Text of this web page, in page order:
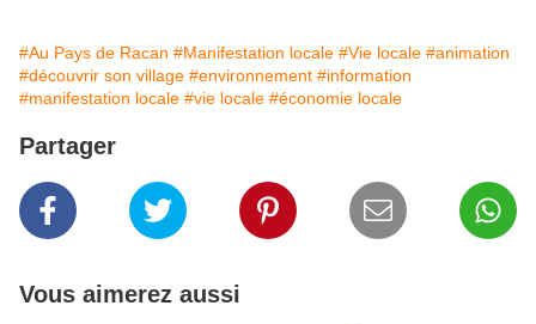
#Au Pays de Racan #Manifestation locale #Vie locale #animation
#découvrir son village #environnement #information
#manifestation locale #vie locale #économie locale
Partager
Vous aimerez aussi